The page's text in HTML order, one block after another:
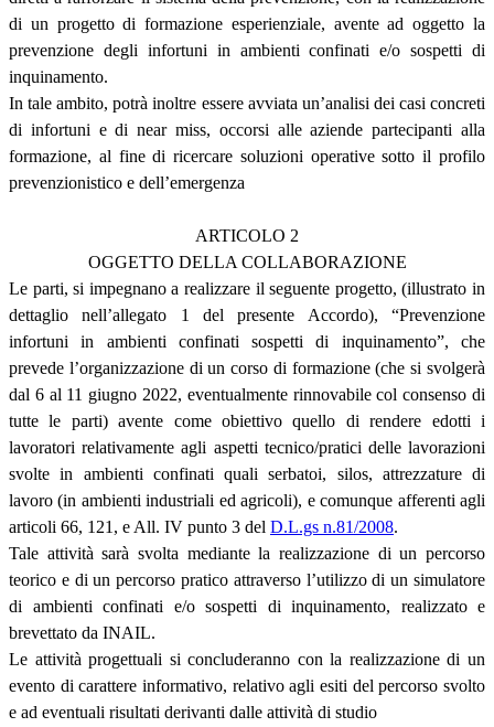
di un progetto di formazione esperienziale, avente ad oggetto la
prevenzione degli infortuni in ambienti confinati e/o sospetti di
inquinamento.
In tale ambito, potrà inoltre essere avviata un’analisi dei casi concreti
di infortuni e di near miss, occorsi alle aziende partecipanti alla
formazione, al fine di ricercare soluzioni operative sotto il profilo
prevenzionistico e dell’emergenza
ARTICOLO 2
OGGETTO DELLA COLLABORAZIONE
Le parti, si impegnano a realizzare il seguente progetto, (illustrato in
dettaglio nell’allegato 1 del presente Accordo), “Prevenzione
infortuni in ambienti confinati sospetti di inquinamento”, che
prevede l’organizzazione di un corso di formazione (che si svolgerà
dal 6 al 11 giugno 2022, eventualmente rinnovabile col consenso di
tutte le parti) avente come obiettivo quello di rendere edotti i
lavoratori relativamente agli aspetti tecnico/pratici delle lavorazioni
svolte in ambienti confinati quali serbatoi, silos, attrezzature di
lavoro (in ambienti industriali ed agricoli), e comunque afferenti agli
articoli 66, 121, e All. IV punto 3 del D.L.gs n.81/2008.
Tale attività sarà svolta mediante la realizzazione di un percorso
teorico e di un percorso pratico attraverso l’utilizzo di un simulatore
di ambienti confinati e/o sospetti di inquinamento, realizzato e
brevettato da INAIL.
Le attività progettuali si concluderanno con la realizzazione di un
evento di carattere informativo, relativo agli esiti del percorso svolto
e ad eventuali risultati derivanti dalle attività di studio